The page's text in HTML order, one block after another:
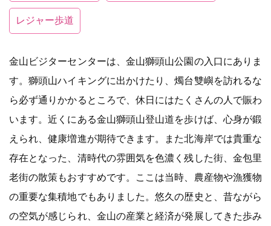
レジャー歩道
金山ビジターセンターは、金山獅頭山公園の入口にありま
す。獅頭山ハイキングに出かけたり、燭台雙嶼を訪れるな
ら必ず通りかかるところで、休日にはたくさんの人で賑わ
います。近くにある金山獅頭山登山道を歩けば、心身が鍛
えられ、健康増進が期待できます。また北海岸では貴重な
存在となった、清時代の雰囲気を色濃く残した街、金包里
老街の散策もおすすめです。ここは当時、農産物や漁獲物
の重要な集積地でもありました。悠久の歴史と、昔ながら
の空気が感じられ、金山の産業と経済が発展してきた歩み